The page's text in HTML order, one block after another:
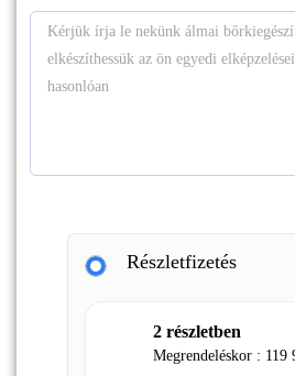
Részletfizetés
2 részletben
Megrendeléskor : 119